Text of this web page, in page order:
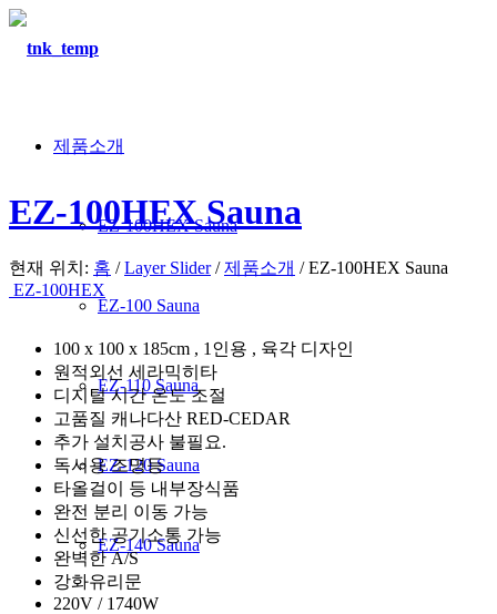
제품소개
EZ-100HEX Sauna
EZ-100 Sauna
EZ-110 Sauna
EZ-120 Sauna
EZ-140 Sauna
EZ-100HEX Sauna
현재 위치: 홈 / Layer Slider / 제품소개 / EZ-100HEX Sauna
EZ-100HEX
100 x 100 x 185cm , 1인용 , 육각 디자인
원적외선 세라믹히타
디지털 시간 온도 조절
고품질 캐나다산 RED-CEDAR
추가 설치공사 불필요.
독서용 조명등
타올걸이 등 내부장식품
완전 분리 이동 가능
신선한 공기소통 가능
완벽한 A/S
강화유리문
220V / 1740W